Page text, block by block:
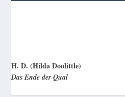
H. D. (Hilda Doolittle)
Das Ende der Qual